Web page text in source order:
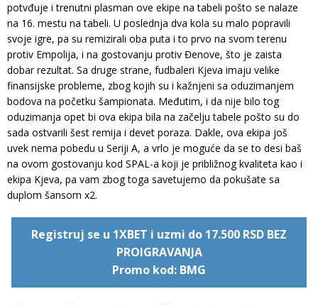
potvđuje i trenutni plasman ove ekipe na tabeli pošto se nalaze
na 16. mestu na tabeli. U poslednja dva kola su malo popravili
svoje igre, pa su remizirali oba puta i to prvo na svom terenu
protiv Empolija, i na gostovanju protiv Đenove, što je zaista
dobar rezultat. Sa druge strane, fudbaleri Kjeva imaju velike
finansijske probleme, zbog kojih su i kažnjeni sa oduzimanjem
bodova na početku šampionata. Međutim, i da nije bilo tog
oduzimanja opet bi ova ekipa bila na začelju tabele pošto su do
sada ostvarili šest remija i devet poraza. Dakle, ova ekipa još
uvek nema pobedu u Seriji A, a vrlo je moguće da se to desi baš
na ovom gostovanju kod SPAL-a koji je približnog kvaliteta kao i
ekipa Kjeva, pa vam zbog toga savetujemo da pokušate sa
duplom šansom x2.
Registruj se u 1XBET i uzmi do 17.500 RSD BEZ
PROIGRAVANJA
Promo kod: BMG